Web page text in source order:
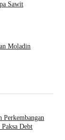
Sawit
Moladin
Perkembangan
Debt